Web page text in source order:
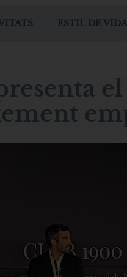
ESTIL DE VIDA